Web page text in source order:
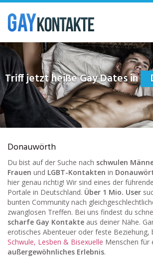
Skip
main
content
Triff jetzt heiße Gay Dates in
Donauwörth
Du bist auf der Suche nach schwulen
Frauen und LGBT-Kontakten in
hier genau richtig! Wir sind eines der
Portale in Deutschland. Über 1 Mio. User
bunten Community nach
zwanglosen Treffen. Bei uns findest du
scharfe Gay Kontakte aus deiner Nähe.
erotisches Abenteuer oder feste Beziehung,
Schwule, Lesben & Bisexuelle Menschen für
außergewöhnliches Erlebnis.